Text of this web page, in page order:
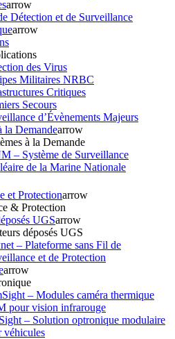
arrow
Détection et de Surveillance
arrow
des Virus
Militaires NRBC
Critiques
Secours
d’Évènements Majeurs
la Demandearrow
à la Demande
– Système de Surveillance
de la Marine Nationale
et Protectionarrow
& Protection
UGSarrow
déposés UGS
– Plateforme sans Fil de
et de Protection
arrow
– Modules caméra thermique
pour vision infrarouge
– Solution optronique modulaire
véhicules